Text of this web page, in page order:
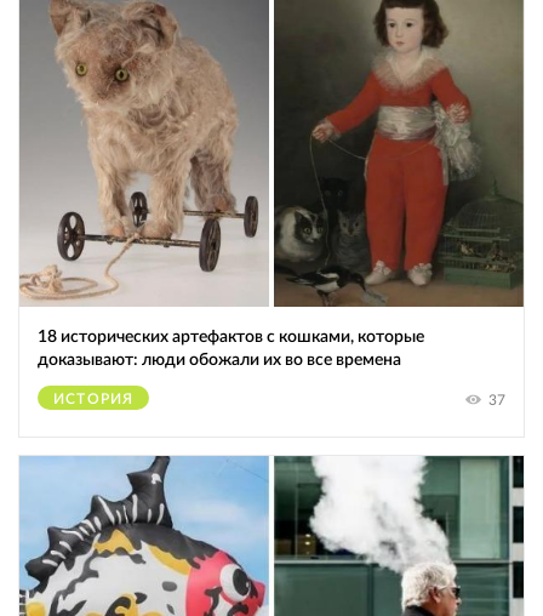
18 исторических артефактов с кошками, которые
доказывают: люди обожали их во все времена
ИСТОРИЯ 37